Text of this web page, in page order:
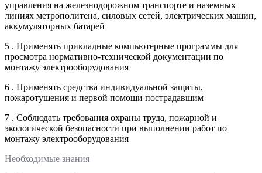
управления на железнодорожном транспорте и наземных
линиях метрополитена, силовых сетей, электрических машин,
аккумуляторных батарей
5 . Применять прикладные компьютерные программы для
просмотра нормативно-технической документации по
монтажу электрооборудования
6 . Применять средства индивидуальной защиты,
пожаротушения и первой помощи пострадавшим
7 . Соблюдать требования охраны труда, пожарной и
экологической безопасности при выполнении работ по
монтажу электрооборудования
Необходимые знания